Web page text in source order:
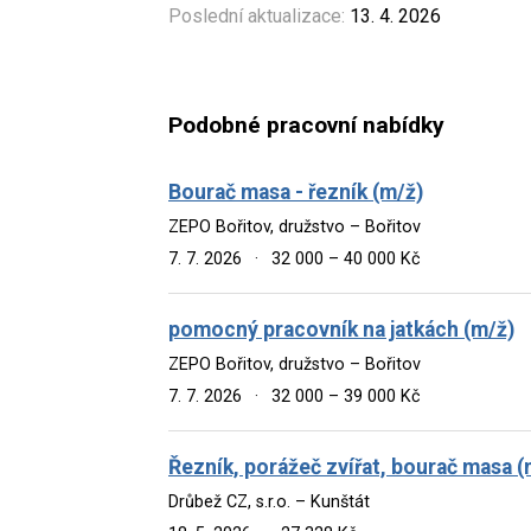
Poslední aktualizace: 13. 4. 2026
Podobné pracovní nabídky
Bourač masa - řezník (m/ž)
ZEPO Bořitov, družstvo – Bořitov
7. 7. 2026
· 32 000 – 40 000 Kč
pomocný pracovník na jatkách (m/ž)
ZEPO Bořitov, družstvo – Bořitov
7. 7. 2026
· 32 000 – 39 000 Kč
Řezník, porážeč zvířat, bourač masa
Drůbež CZ, s.r.o. – Kunštát